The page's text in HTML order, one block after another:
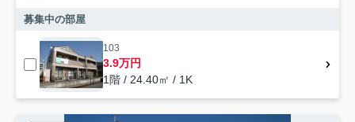
募集中の部屋
103
3.9万円
1階 / 24.40㎡ / 1K